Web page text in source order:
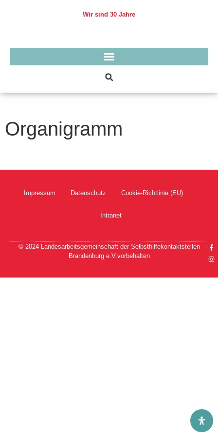
Wir sind 30 Jahre
Organigramm
Impressum Datenschutz Cookie-Richtlinie (EU)
Intranet
© 2024 Landesarbeitsgemeinschaft der Selbsthilfekontaktstellen
Brandenburg e.V.vorbehalten